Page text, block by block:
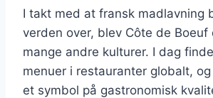
I takt med at fransk madlavning
verden over, blev Côte de Boeuf
mange andre kulturer. I dag
menuer i restauranter globalt,
et symbol på gastronomisk